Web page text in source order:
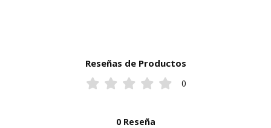
Reseñas de Productos
0
0 Reseña